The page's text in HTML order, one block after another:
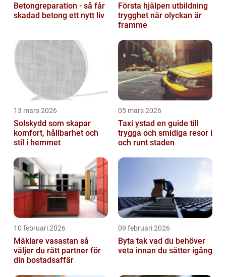
Betongreparation - så får
skadad betong ett nytt liv
Första hjälpen utbildning
trygghet när olyckan är
framme
13 mars 2026
Solskydd som skapar
komfort, hållbarhet och
stil i hemmet
05 mars 2026
Taxi ystad en guide till
trygga och smidiga resor i
och runt staden
10 februari 2026
Mäklare vasastan så
väljer du rätt partner för
din bostadsaffär
09 februari 2026
Byta tak vad du behöver
veta innan du sätter igång